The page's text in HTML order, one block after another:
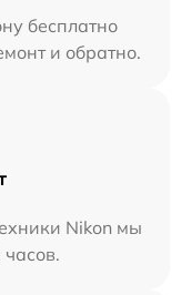
бесплатно
и обратно.
Nikon мы